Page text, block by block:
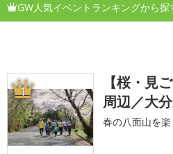
GW人気イベントランキングから探
1
【桜・見
周辺／大
春の八面山を楽